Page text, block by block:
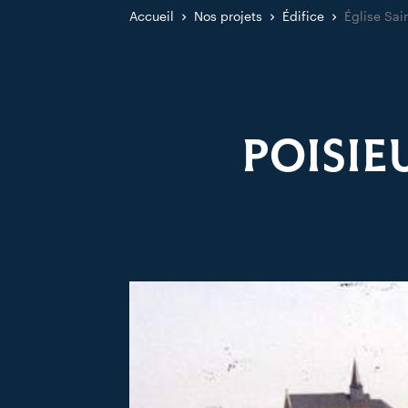
Accueil Nos projets Édifice Église